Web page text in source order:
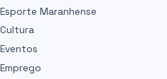
Esporte Maranhense
Cultura
Eventos
Emprego